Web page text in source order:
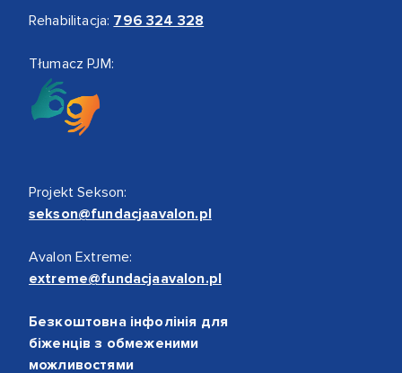
Rehabilitacja: 796 324 328
Tłumacz PJM:
Projekt Sekson:
sekson@fundacjaavalon.pl
Avalon Extreme:
extreme@fundacjaavalon.pl
Безкоштовна інфолінія для
біженців з обмеженими
можливостями